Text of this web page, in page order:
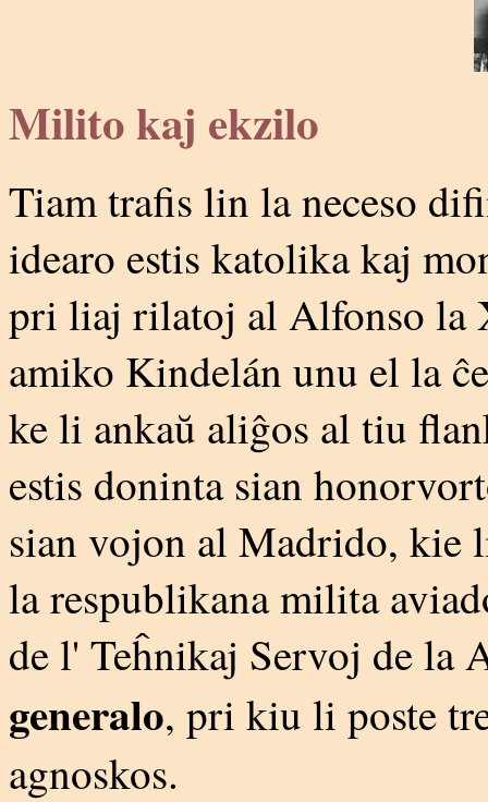
Milito kaj ekzilo
Tiam trafis lin la neceso
idearo estis katolika kaj
pri liaj rilatoj al Alfonso la
amiko Kindelán unu el la
ke li ankaŭ aliĝos al tiu
estis doninta sian
sian vojon al Madrido, kie
la respublikana milita
de l' Teĥnikaj Servoj de la
generalo, pri kiu li poste
agnoskos.